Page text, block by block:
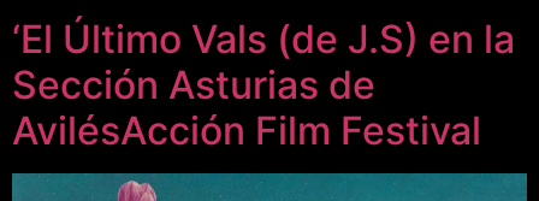
‘El Último Vals (de J.S) en la
Sección Asturias de
AvilésAcción Film Festival